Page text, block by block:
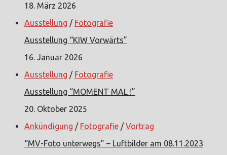
18. März 2026
Ausstellung / Fotografie
Ausstellung “KIW Vorwärts”
16. Januar 2026
Ausstellung / Fotografie
Ausstellung “MOMENT MAL !”
20. Oktober 2025
Ankündigung / Fotografie /Vortrag
“MV-Foto unterwegs” – Luftbilder am 08.11.2023